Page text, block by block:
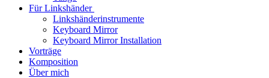
Für Linkshänder
Linkshänderinstrumente
Keyboard Mirror
Keyboard Mirror Installation
Vorträge
Komposition
Über mich